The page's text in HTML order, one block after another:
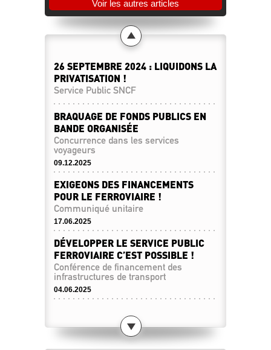
Voir les autres articles
26 SEPTEMBRE 2024 : LIQUIDONS LA
PRIVATISATION !
Service Public SNCF
BRAQUAGE DE FONDS PUBLICS EN
BANDE ORGANISÉE
Concurrence dans les services
voyageurs
09.12.2025
EXIGEONS DES FINANCEMENTS
POUR LE FERROVIAIRE !
Communiqué unitaire
17.06.2025
DÉVELOPPER LE SERVICE PUBLIC
FERROVIAIRE C’EST POSSIBLE !
Conférence de financement des
infrastructures de transport
04.06.2025
RÉMUNÉRATION POUR LES GCIF !
Transilien